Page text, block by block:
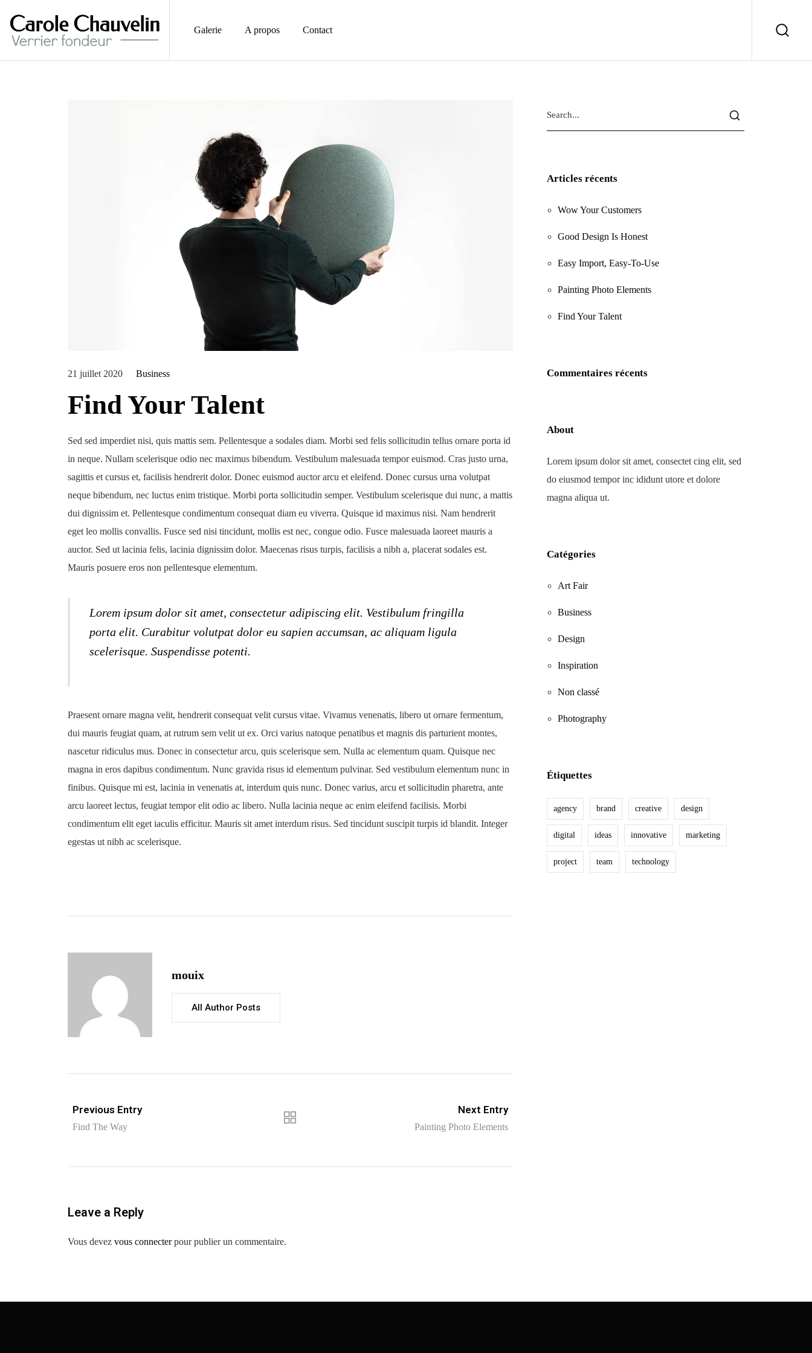
Galerie A propos Contact
21 juillet 2020 Business
Find Your Talent
Sed sed imperdiet nisi, quis mattis sem. Pellentesque a sodales diam. Morbi sed felis sollicitudin tellus ornare porta id
in neque. Nullam scelerisque odio nec maximus bibendum. Vestibulum malesuada tempor euismod. Cras justo urna,
sagittis et cursus et, facilisis hendrerit dolor. Donec euismod auctor arcu et eleifend. Donec cursus urna volutpat
neque bibendum, nec luctus enim tristique. Morbi porta sollicitudin semper. Vestibulum scelerisque dui nunc, a mattis
dui dignissim et. Pellentesque condimentum consequat diam eu viverra. Quisque id maximus nisi. Nam hendrerit
eget leo mollis convallis. Fusce sed nisi tincidunt, mollis est nec, congue odio. Fusce malesuada laoreet mauris a
auctor. Sed ut lacinia felis, lacinia dignissim dolor. Maecenas risus turpis, facilisis a nibh a, placerat sodales est.
Mauris posuere eros non pellentesque elementum.
Lorem ipsum dolor sit amet, consectetur adipiscing elit. Vestibulum fringilla
porta elit. Curabitur volutpat dolor eu sapien accumsan, ac aliquam ligula
scelerisque. Suspendisse potenti.
Praesent ornare magna velit, hendrerit consequat velit cursus vitae. Vivamus venenatis, libero ut ornare fermentum,
dui mauris feugiat quam, at rutrum sem velit ut ex. Orci varius natoque penatibus et magnis dis parturient montes,
nascetur ridiculus mus. Donec in consectetur arcu, quis scelerisque sem. Nulla ac elementum quam. Quisque nec
magna in eros dapibus condimentum. Nunc gravida risus id elementum pulvinar. Sed vestibulum elementum nunc in
finibus. Quisque mi est, lacinia in venenatis at, interdum quis nunc. Donec varius, arcu et sollicitudin pharetra, ante
arcu laoreet lectus, feugiat tempor elit odio ac libero. Nulla lacinia neque ac enim eleifend facilisis. Morbi
condimentum elit eget iaculis efficitur. Mauris sit amet interdum risus. Sed tincidunt suscipit turpis id blandit. Integer
egestas ut nibh ac scelerisque.
mouix
All Author Posts
Previous Entry
Find The Way
Next Entry
Painting Photo Elements
Leave a Reply
Vous devez vous connecterpour publier un commentaire.
Articles récents
Wow Your Customers
Good Design Is Honest
Easy Import, Easy-To-Use
Painting Photo Elements
Find Your Talent
Commentaires récents
About
Lorem ipsum dolor sit amet, consectet cing elit, sed
do eiusmod tempor inc ididunt utore et dolore
magna aliqua ut.
Catégories
Art Fair
Business
Design
Inspiration
Non classé
Photography
Étiquettes
agency brand creative design
digital ideas innovative marketing
project team technology